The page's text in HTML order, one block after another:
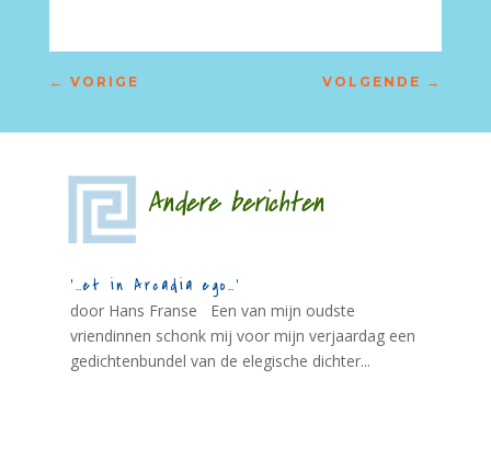
← VORIGE VOLGENDE →
Andere berichten
‘…et in Arcadia ego…’
door Hans Franse Een van mijn oudste
vriendinnen schonk mij voor mijn verjaardag een
gedichtenbundel van de elegische dichter...